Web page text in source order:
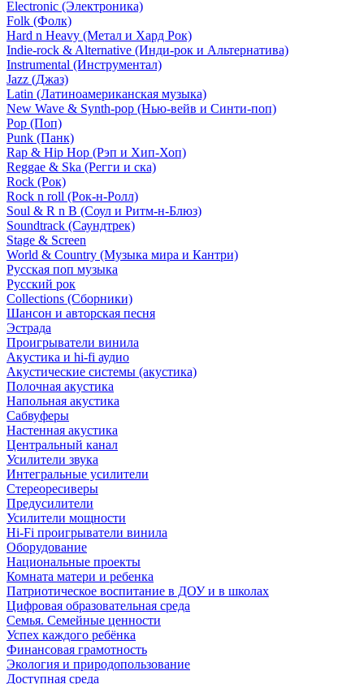
Electronic (Электроника)
Folk (Фолк)
Hard n Heavy (Метал и Хард Рок)
Indie-rock & Alternative (Инди-рок и Альтернатива)
Instrumental (Инструментал)
Jazz (Джаз)
Latin (Латиноамериканская музыка)
New Wave & Synth-pop (Нью-вейв и Синти-поп)
Pop (Поп)
Punk (Панк)
Rap & Hip Hop (Рэп и Хип-Хоп)
Reggae & Ska (Регги и ска)
Rock (Рок)
Rock n roll (Рок-н-Ролл)
Soul & R n B (Соул и Ритм-н-Блюз)
Soundtrack (Саундтрек)
Stage & Screen
World & Country (Музыка мира и Кантри)
Русская поп музыка
Русский рок
Сollections (Сборники)
Шансон и авторская песня
Эстрада
Проигрыватели винила
Акустика и hi-fi аудио
Акустические системы (акустика)
Полочная акустика
Напольная акустика
Сабвуферы
Настенная акустика
Центральный канал
Усилители звука
Интегральные усилители
Стереоресиверы
Предусилители
Усилители мощности
Hi-Fi проигрыватели винила
Оборудование
Национальные проекты
Комната матери и ребенка
Патриотическое воспитание в ДОУ и в школах
Цифровая образовательная среда
Семья. Семейные ценности
Успех каждого ребёнка
Финансовая грамотность
Экология и природопользование
Доступная среда